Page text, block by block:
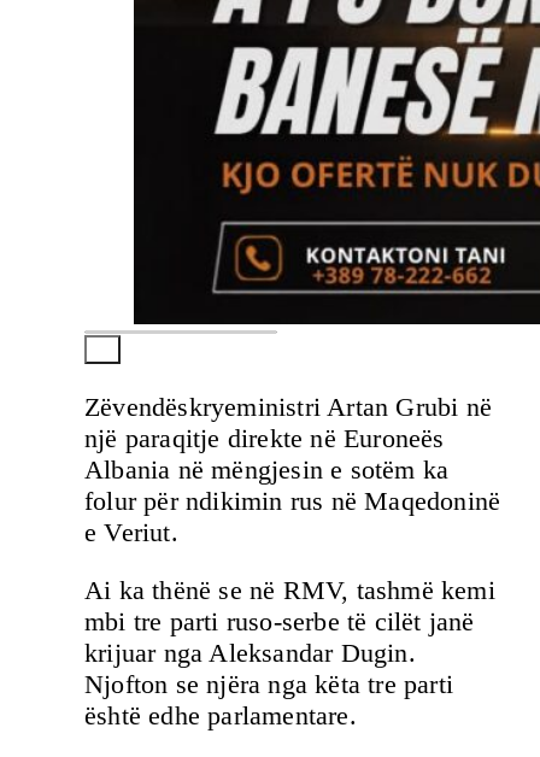
Zëvendëskryeministri Artan Grubi në
një paraqitje direkte në Euroneës
Albania në mëngjesin e sotëm ka
folur për ndikimin rus në Maqedoninë
e Veriut.
Ai ka thënë se në RMV, tashmë kemi
mbi tre parti ruso-serbe të cilët janë
krijuar nga Aleksandar Dugin.
Njofton se njëra nga këta tre parti
është edhe parlamentare.